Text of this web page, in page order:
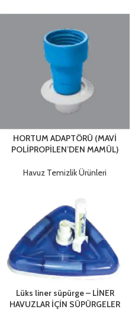
HORTUM ADAPTÖRÜ (MAVİ
POLİPROPİLEN’DEN MAMÜL)
Havuz Temizlik Ürünleri
Lüks liner süpürge – LİNER
HAVUZLAR İÇİN SÜPÜRGELER